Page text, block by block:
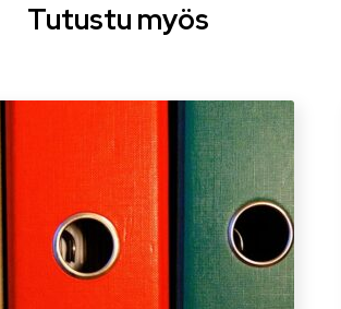
Tutustu myös